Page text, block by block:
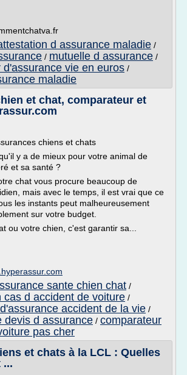
d assurance maladie /
/ mutuelle d assurance /
d'assurance vie en euros /
maladie
et chat, comparateur et
chiens et chats
y a de mieux pour votre animal de
et sa santé ?
chat vous procure beaucoup de
mais avec le temps, il est vrai que ce
les instants peut malheureusement
sur votre budget.
ou votre chien, c'est garantir sa...
sante chien chat /
cas d accident de voiture /
accident de la vie /
devis d assurance / comparateur
pas cher
et chats à la LCL : Quelles
...